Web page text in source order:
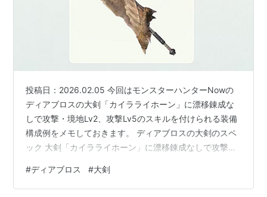
投稿日：2026.02.05 今回はモンスターハンターNowの
ディアブロスの大剣「カイラライホーン」に漂移錬成な
しで攻撃・境地Lv2、攻撃Lv5のスキルを付けられる装備
構成例をメモしておきます。 ディアブロスの大剣のスペ
ック 大剣「カイラライホーン」に漂移錬成なしで攻撃・
撃・境地Lv2＋攻撃Lv5＋集中Lv4 パターン2 攻撃・境地
Lv2＋攻撃Lv5＋見切りLv4 パターン3 攻撃・境地Lv2＋
#ディアブロス #大剣